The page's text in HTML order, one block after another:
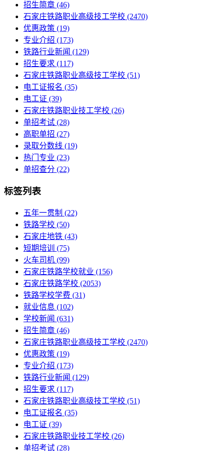
招生简章 (46)
石家庄铁路职业高级技工学校 (2470)
优惠政策 (19)
专业介绍 (173)
铁路行业新闻 (129)
招生要求 (117)
石家庄铁路职业高级技工学校​ (51)
电工证报名 (35)
电工证 (39)
石家庄铁路职业技工学校 (26)
单招考试 (28)
高职单招 (27)
录取分数线 (19)
热门专业 (23)
单招查分 (22)
标签列表
五年一贯制 (22)
铁路学校 (50)
石家庄地铁 (43)
短期培训
(75)
火车司机 (99)
石家庄铁路学校就业 (156)
石家庄铁路学校 (2053)
铁路学校学费 (31)
就业信息 (102)
学校新闻 (631)
招生简章 (46)
石家庄铁路职业高级技工学校 (2470)
优惠政策 (19)
专业介绍 (173)
铁路行业新闻 (129)
招生要求 (117)
石家庄铁路职业高级技工学校​ (51)
电工证报名 (35)
电工证 (39)
石家庄铁路职业技工学校 (26)
单招考试 (28)